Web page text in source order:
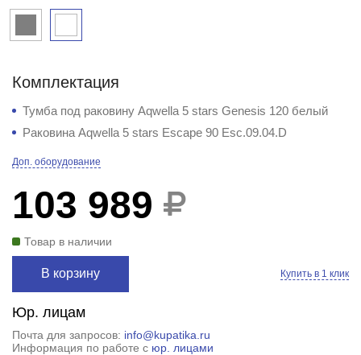
Комплектация
Тумба под раковину Aqwella 5 stars Genesis 120 белый
Раковина Aqwella 5 stars Escape 90 Esc.09.04.D
Доп. оборудование
103 989
Товар в наличии
В корзину Купить в 1 клик
Юр. лицам
Почта для запросов: info@kupatika.ru
Информация по работе с юр. лицами